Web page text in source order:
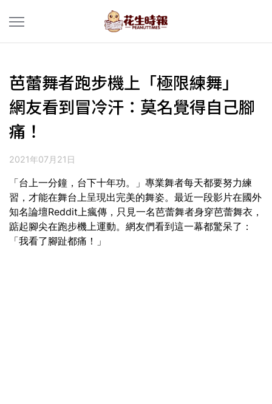
芭蕾舞者跑步機上「極限練舞」
網友看到冒冷汗：莫名覺得自己腳
痛！
2021年07月21日
「台上一分鐘，台下十年功。」專業舞者每天都要努力練
習，才能在舞台上呈現出完美的舞姿。最近一段影片在國外
知名論壇Reddit上瘋傳，只見一名芭蕾舞者身穿芭蕾舞衣，
踮起腳尖在跑步機上運動。網友們看到這一幕都驚呆了：
「我看了腳趾都痛！」